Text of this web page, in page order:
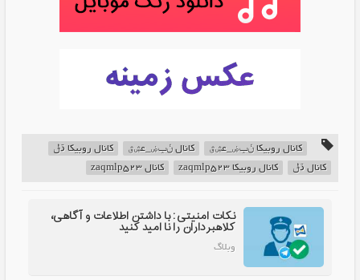
کانال روبیکا ݩݕۻ_عۺڨ کانال ݩݕۻ_عۺڨ
کانال روبیکا ڌݪ
کانال ڌݪ
کانال روبیکا zaqmlp523 کانال zaqmlp523
نکات امنیتی: با داشتن اطلاعات و آگاهی،
کلاهبرداران را نا امید کنید
وبلاگ